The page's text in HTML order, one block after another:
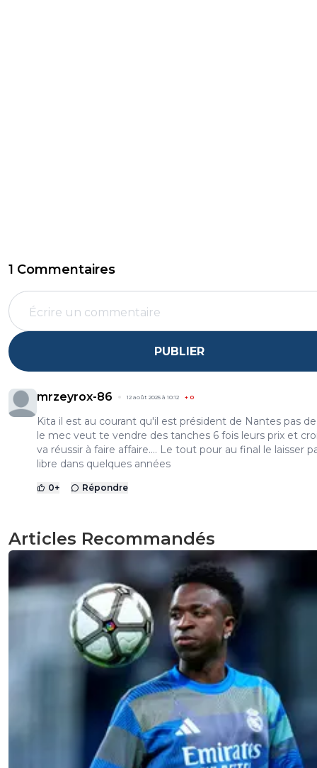
1 Commentaires
PUBLIER
mrzeyrox-86 12 août 2025 à 10:12 + 0
Kita il est au courant qu'il est président de Nantes pas
le mec veut te vendre des tanches 6 fois leurs prix et
va réussir à faire affaire.... Le tout pour au final le laisser
libre dans quelques années
0+ Répondre
Articles Recommandés